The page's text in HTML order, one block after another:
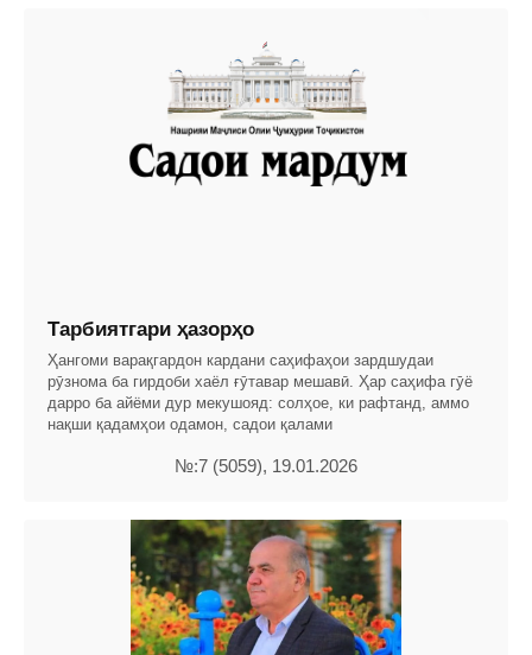
Тарбиятгари ҳазорҳо
Ҳангоми варақгардон кардани саҳифаҳои зардшудаи
рӯзнома ба гирдоби хаёл ғӯтавар мешавӣ. Ҳар саҳифа гӯё
дарро ба айёми дур мекушояд: солҳое, ки рафтанд, аммо
нақши қадамҳои одамон, садои қалами
№:7 (5059), 19.01.2026